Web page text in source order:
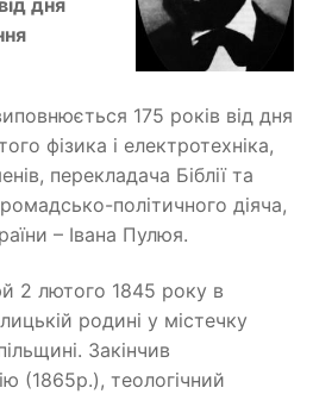
дня
175 років від дня
фізика і електротехніка,
перекладача Біблії та
політичного діяча,
– Івана Пулюя.
2 лютого 1845 року в
родині у містечку
Закінчив
(1865р.), теологічний